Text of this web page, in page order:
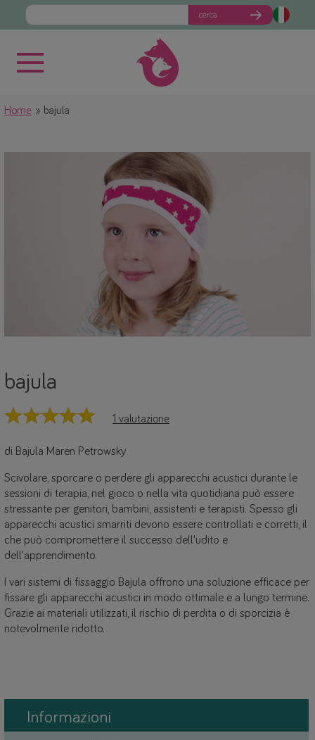
cerca
Home bajula
bajula
1 valutazione
di Bajula Maren Petrowsky
Scivolare, sporcare o perdere gli apparecchi acustici durante le
sessioni di terapia, nel gioco o nella vita quotidiana può essere
stressante per genitori, bambini, assistenti e terapisti. Spesso gli
apparecchi acustici smarriti devono essere controllati e corretti, il
che può compromettere il successo dell'udito e
dell'apprendimento.
I vari sistemi di fissaggio Bajula offrono una soluzione efficace per
fissare gli apparecchi acustici in modo ottimale e a lungo termine.
Grazie ai materiali utilizzati, il rischio di perdita o di sporcizia è
notevolmente ridotto.
Informazioni